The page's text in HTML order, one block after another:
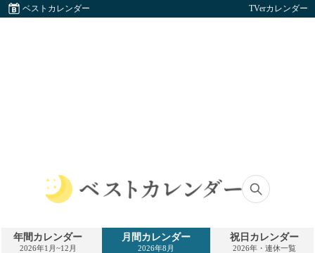
ベストカレンダー TVerカレンダー
ト
カ
年間カレンダー
2026年1月~12月
月間カレンダー
2026年8月
祝日カレンダー
2026年・連休一覧